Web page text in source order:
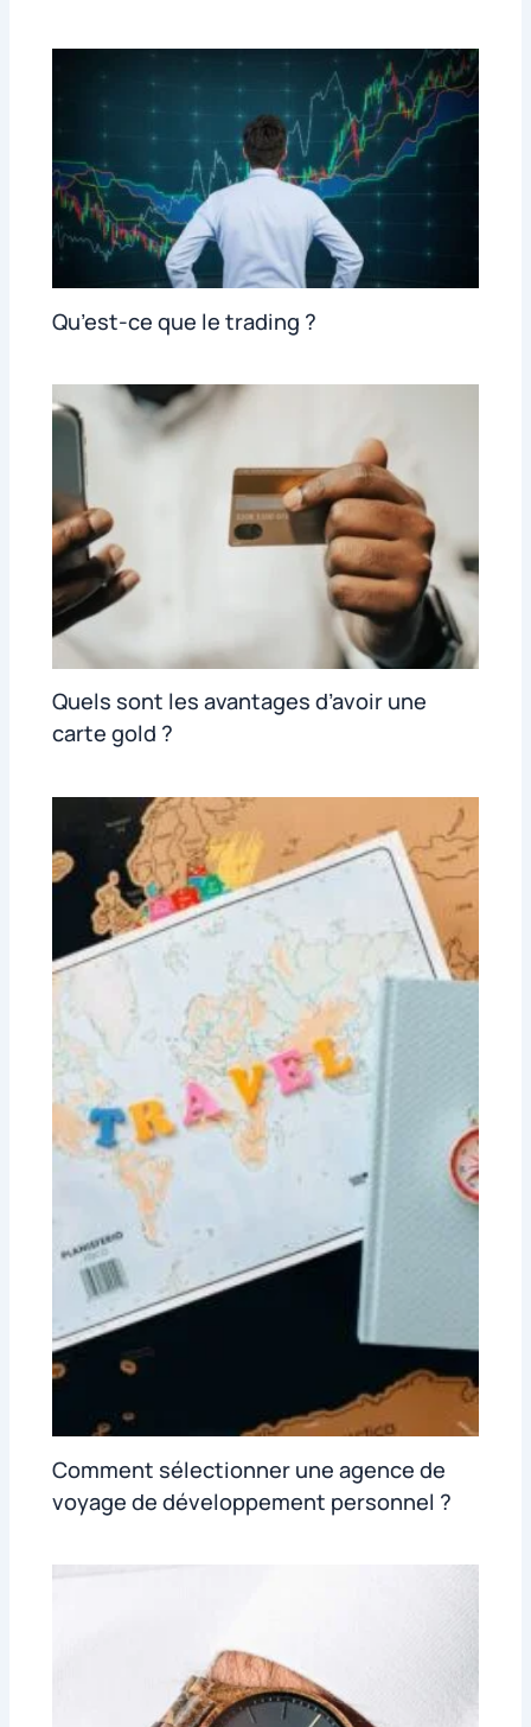
Qu’est-ce que le trading ?
Quels sont les avantages d’avoir une
carte gold ?
Comment sélectionner une agence de
voyage de développement personnel ?